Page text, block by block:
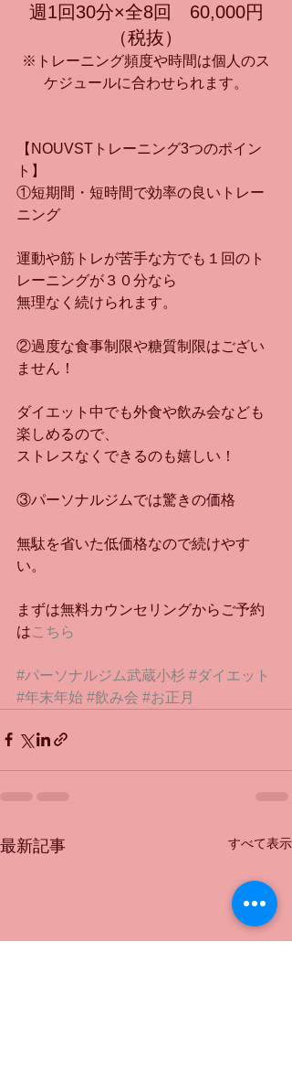
週1回30分×全8回　60,000円
（税抜）
※トレーニング頻度や時間は個人のス
ケジュールに合わせられます。
【NOUVSTトレーニング3つのポイン
ト】
①短期間・短時間で効率の良いトレー
ニング
運動や筋トレが苦手な方でも１回のト
レーニングが３０分なら
無理なく続けられます。
②過度な食事制限や糖質制限はござい
ません！
ダイエット中でも外食や飲み会なども
楽しめるので、
ストレスなくできるのも嬉しい！
③パーソナルジムでは驚きの価格
無駄を省いた低価格なので続けやす
い。
まずは無料カウンセリングからご予約
はこちら
#パーソナルジム武蔵小杉 #ダイエット
#年末年始 #飲み会 #お正月
最新記事 すべて表示